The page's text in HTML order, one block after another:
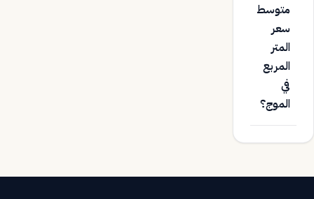
متوسط
سعر
المتر
المربع
في
الموج؟